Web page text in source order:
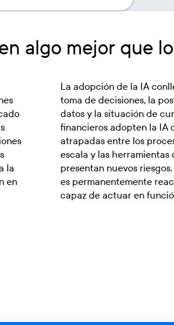
algo mejor que
la
en
La adopción de la IA
toma de decisiones, la
datos y la situación de
financieros adopten la IA
atrapadas entre los
escala y las
presentan nuevos
es permanentemente
capaz de actuar en